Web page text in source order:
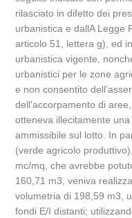
rilasciato in difetto dei
urbanistica e dallA Legge
articolo 51, lettera g), ed
urbanistica vigente,
urbanistici per le zone
e non consentito
dell’accorpamento di
otteneva illecitamente
ammissibile sul lotto. In
(verde agricolo
mc/mq, che avrebbe
160,71 m3, veniva
volumetria di 198,59 m3,
fondi E/I distanti;